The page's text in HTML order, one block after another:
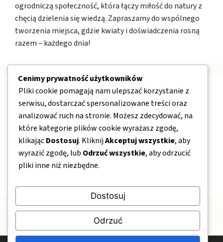
ogrodniczą społeczność, która łączy miłość do natury z
chęcią dzielenia się wiedzą. Zapraszamy do wspólnego
tworzenia miejsca, gdzie kwiaty i doświadczenia rosną
razem – każdego dnia!
Nawigacja
O nas
Kontakt
Mapa strony
Cenimy prywatność użytkowników
Pliki cookie pomagają nam ulepszać korzystanie z
serwisu, dostarczać spersonalizowane treści oraz
analizować ruch na stronie. Możesz zdecydować, na
które kategorie plików cookie wyrażasz zgodę,
klikającDostosuj. KliknijAkceptuj wszystkie, aby
wyrazić zgodę, lub Odrzuć wszystkie, aby odrzucić
pliki inne niż niezbędne.
Dostosuj
Odrzuć